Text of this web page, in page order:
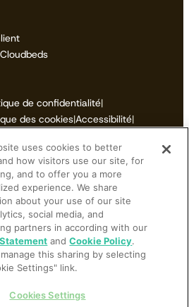
de confidentialité|
des cookies|Accessibilité|
informations personnelles
réservés.
hospitality software developer.
brands, but makes no claims upon
contained herein belong to their
uses cookies to better
how visitors use our site, for
and to offer you a more
experience. We share
about your use of our site
social media, and
partners in according with our
andCookie Policy.
this sharing by selecting
Settings" link.
Cookies Settings